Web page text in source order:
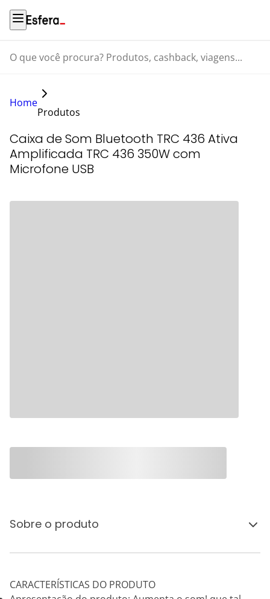
O que você procura? Produtos, cashback, viagens...
Home
Produtos
Caixa de Som Bluetooth TRC 436 Ativa
Amplificada TRC 436 350W com
Microfone USB
Sobre o produto
CARACTERÍSTICAS DO PRODUTO